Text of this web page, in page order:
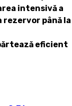
intensivă a
până la
eficient